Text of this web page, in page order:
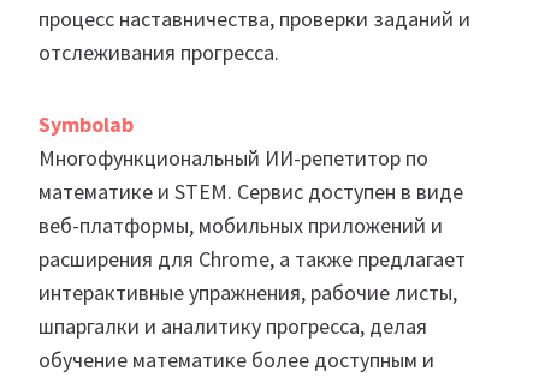
процесс наставничества, проверки заданий и
отслеживания прогресса.
Symbolab
Многофункциональный ИИ-репетитор по
математике и STEM. Сервис доступен в виде
веб-платформы, мобильных приложений и
расширения для Chrome, а также предлагает
интерактивные упражнения, рабочие листы,
шпаргалки и аналитику прогресса, делая
обучение математике более доступным и